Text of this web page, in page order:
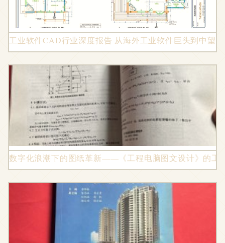
工业软件CAD行业深度报告 从海外工业软件巨头到中望
数字化浪潮下的图纸革新——《工程电脑图文设计》的工